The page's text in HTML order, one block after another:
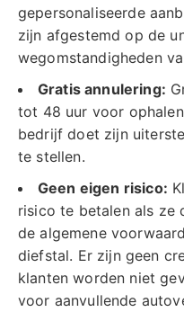
gepersonaliseerde
zijn afgestemd op de
wegomstandigheden
Gratis annulering:
tot 48 uur voor
bedrijf doet zijn
te stellen.
Geen eigen risico:
risico te betalen als ze
de algemene
diefstal. Er zijn geen
klanten worden niet
voor aanvullende